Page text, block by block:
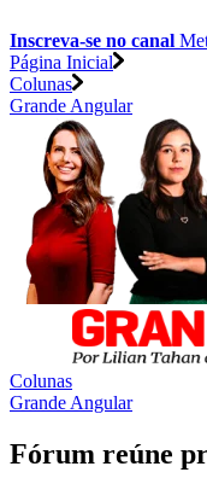
Inscreva-se no canal
Página Inicial
Colunas
Grande Angular
Colunas
Grande Angular
Fórum reúne